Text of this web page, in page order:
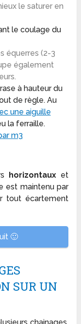
le saturer en
le coulage du
équerres (2-3
également
à hauteur du
de règle. Au
une aiguille
la ferraille.
m3
horizontauxet
est maintenu par
tout écartement
🙂
SUR UN